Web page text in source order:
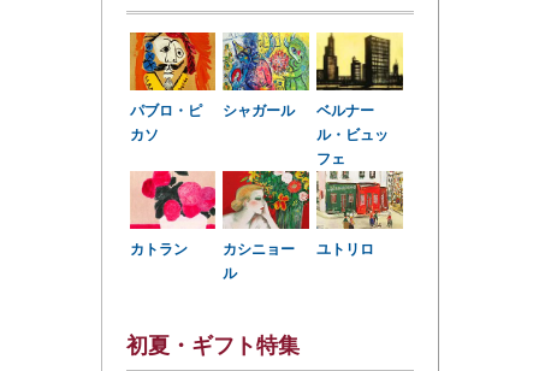
パブロ・ピ
カソ
シャガール
ベルナー
ル・ビュッ
フェ
カトラン
カシニョー
ル
ユトリロ
初夏・ギフト特集